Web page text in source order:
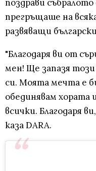
поздрави
прегръщаше на
развяващи
"Благодаря ви от
мен! Ще запазя
си. Моята мечта е
обединявам хората
всички. Благодаря
каза DARA.